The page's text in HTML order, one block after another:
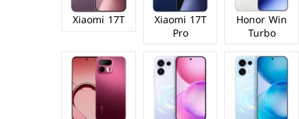
Honor Win
Turbo
Xiaomi 17T
Pro
Xiaomi 17T